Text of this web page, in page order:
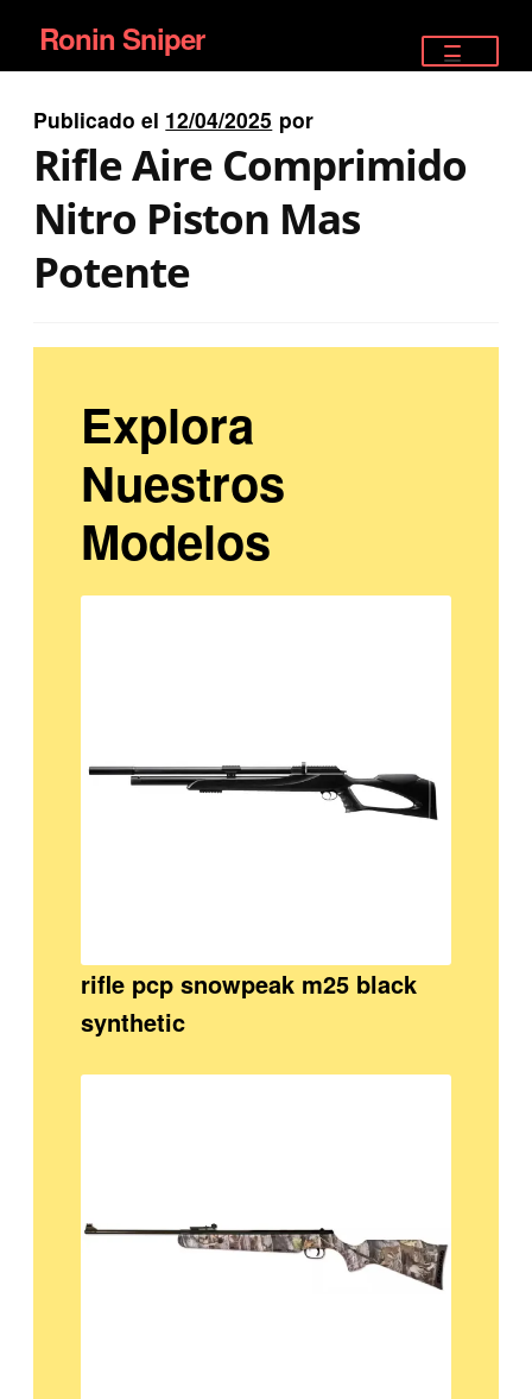
Ir
a
la
navegación
Ir
al
contenido
Ronin Sniper
EQUIPAMIENTO ÉLITE
PISTOLAS
RIFLES DEPORTIVOS
Publicado el 12/04/2025 por
Rifle Aire Comprimido
Nitro Piston Mas
Potente
Explora
Nuestros
Modelos
rifle pcp snowpeak m25 black
synthetic